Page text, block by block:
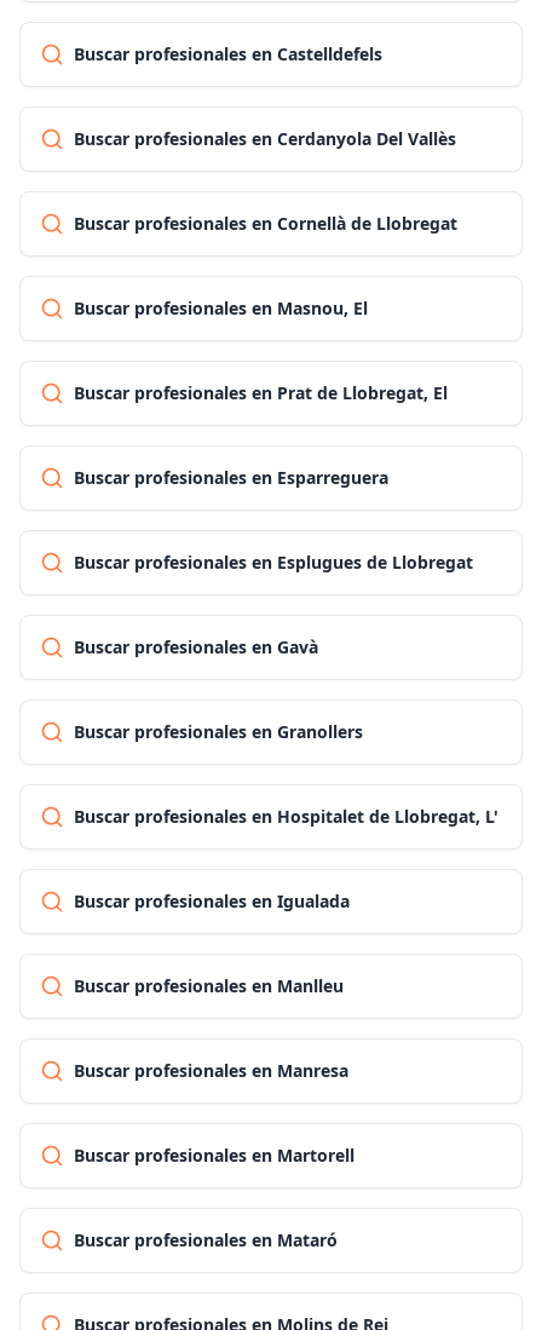
Buscar profesionales en Castelldefels
Buscar profesionales en Cerdanyola Del Vallès
Buscar profesionales en Cornellà de Llobregat
Buscar profesionales en Masnou, El
Buscar profesionales en Prat de Llobregat, El
Buscar profesionales en Esparreguera
Buscar profesionales en Esplugues de Llobregat
Buscar profesionales en Gavà
Buscar profesionales en Granollers
Buscar profesionales en Hospitalet de Llobregat, L'
Buscar profesionales en Igualada
Buscar profesionales en Manlleu
Buscar profesionales en Manresa
Buscar profesionales en Martorell
Buscar profesionales en Mataró
Buscar profesionales en Molins de Rei